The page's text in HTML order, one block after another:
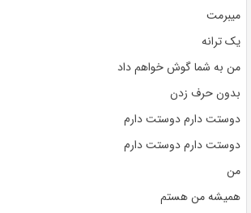
میبرمت
یک ترانه
من به شما گوش خواهم داد
بدون حرف زدن
دوستت دارم دوستت دارم
دوستت دارم دوستت دارم
من
همیشه من هستم